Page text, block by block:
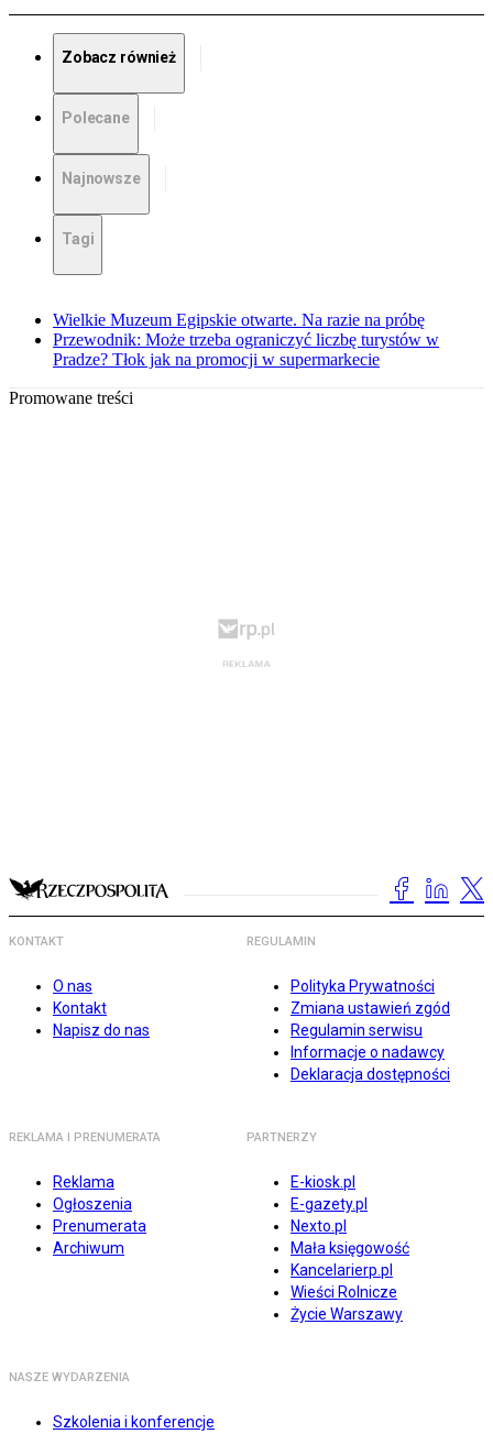
Zobacz również
Polecane
Najnowsze
Tagi
Wielkie Muzeum Egipskie otwarte. Na razie na próbę
Przewodnik: Może trzeba ograniczyć liczbę turystów w
Pradze? Tłok jak na promocji w supermarkecie
Promowane treści
KONTAKT
O nas
Kontakt
Napisz do nas
REGULAMIN
Polityka Prywatności
Zmiana ustawień zgód
Regulamin serwisu
Informacje o nadawcy
Deklaracja dostępności
REKLAMA I PRENUMERATA
Reklama
Ogłoszenia
Prenumerata
Archiwum
PARTNERZY
E-kiosk.pl
E-gazety.pl
Nexto.pl
Mała księgowość
Kancelarierp.pl
Wieści Rolnicze
Życie Warszawy
NASZE WYDARZENIA
Szkolenia i konferencje